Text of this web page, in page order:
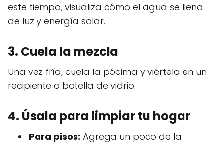
este tiempo, visualiza cómo el agua se llena
de luz y energía solar.
3. Cuela la mezcla
Una vez fría, cuela la pócima y viértela en un
recipiente o botella de vidrio.
4. Úsala para limpiar tu hogar
Para pisos: Agrega un poco de la